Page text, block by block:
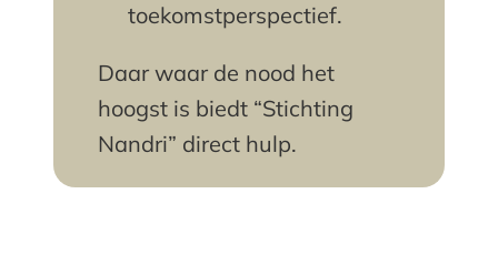
toekomstperspectief.
Daar waar de nood het
hoogst is biedt “Stichting
Nandri” direct hulp.